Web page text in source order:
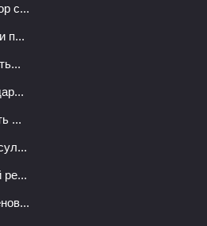
с...
п...
...
ре...